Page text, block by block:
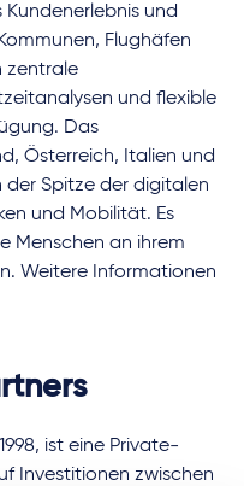
und
Flughäfen
zentrale
und flexible
Das
Österreich, Italien und
Spitze der digitalen
und Mobilität. Es
Menschen an ihrem
Weitere Informationen
ist eine Private-
Investitionen zwischen